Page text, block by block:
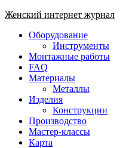
Skip
content
Женский интернет журнал
Close
Оборудование
Инструменты
Монтажные работы
FAQ
Материалы
Металлы
Изделия
Конструкции
Производство
Мастер-классы
Карта